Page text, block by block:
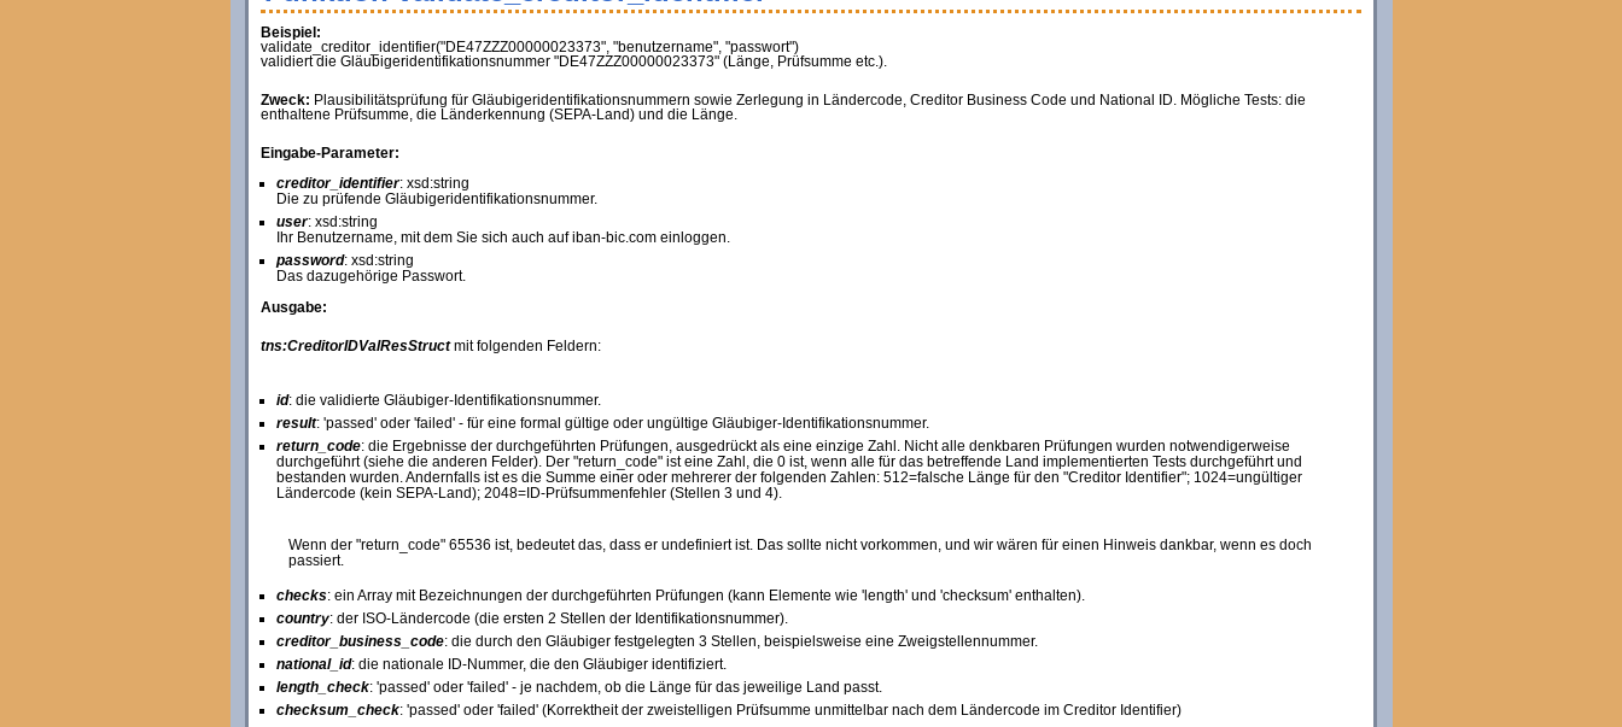
Beispiel:
validate_creditor_identifier("DE47ZZZ00000023373", "benutzername", "passwort")
validiert die Gläubigeridentifikationsnummer "DE47ZZZ00000023373" (Länge, Prüfsumme etc.).
Zweck: Plausibilitätsprüfung für Gläubigeridentifikationsnummern sowie Zerlegung in Ländercode, Creditor Business Code und National ID. Mögliche Tests: die
enthaltene Prüfsumme, die Länderkennung (SEPA-Land) und die Länge.
Eingabe-Parameter:
creditor_identifier: xsd:string
Die zu prüfende Gläubigeridentifikationsnummer.
user: xsd:string
Ihr Benutzername, mit dem Sie sich auch auf iban-bic.com einloggen.
password: xsd:string
Das dazugehörige Passwort.
Ausgabe:
tns:CreditorIDValResStructmit folgenden Feldern:
id: die validierte Gläubiger-Identifikationsnummer.
result: 'passed' oder 'failed' - für eine formal gültige oder ungültige Gläubiger-Identifikationsnummer.
return_code: die Ergebnisse der durchgeführten Prüfungen, ausgedrückt als eine einzige Zahl. Nicht alle denkbaren Prüfungen wurden notwendigerweise
durchgeführt (siehe die anderen Felder). Der "return_code" ist eine Zahl, die 0 ist, wenn alle für das betreffende Land implementierten Tests durchgeführt und
bestanden wurden. Andernfalls ist es die Summe einer oder mehrerer der folgenden Zahlen: 512=falsche Länge für den "Creditor Identifier"; 1024=ungültiger
Ländercode (kein SEPA-Land); 2048=ID-Prüfsummenfehler (Stellen 3 und 4).
Wenn der "return_code" 65536 ist, bedeutet das, dass er undefiniert ist. Das sollte nicht vorkommen, und wir wären für einen Hinweis dankbar, wenn es doch
passiert.
checks: ein Array mit Bezeichnungen der durchgeführten Prüfungen (kann Elemente wie 'length' und 'checksum' enthalten).
country: der ISO-Ländercode (die ersten 2 Stellen der Identifikationsnummer).
creditor_business_code: die durch den Gläubiger festgelegten 3 Stellen, beispielsweise eine Zweigstellennummer.
national_id: die nationale ID-Nummer, die den Gläubiger identifiziert.
length_check: 'passed' oder 'failed' - je nachdem, ob die Länge für das jeweilige Land passt.
checksum_check: 'passed' oder 'failed' (Korrektheit der zweistelligen Prüfsumme unmittelbar nach dem Ländercode im Creditor Identifier)